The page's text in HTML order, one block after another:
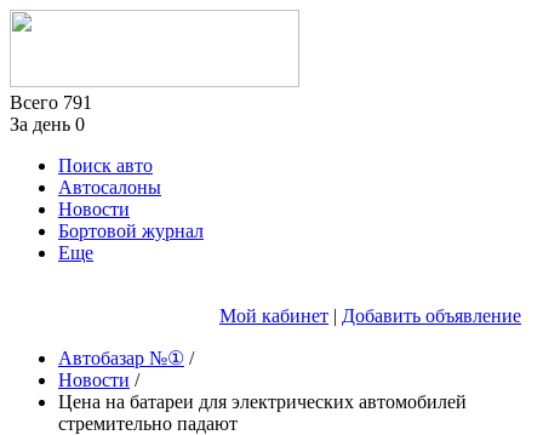
Всего 791
За день 0
Поиск авто
Автосалоны
Новости
Бортовой журнал
Еще
Мой кабинет | Добавить объявление
Автобазар №① /
Новости /
Цена на батареи для электрических автомобилей
стремительно падают